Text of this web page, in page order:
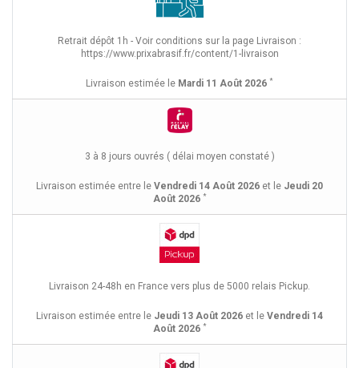
Retrait dépôt 1h - Voir conditions sur la page Livraison :
https://www.prixabrasif.fr/content/1-livraison
Livraison estimée le Mardi 11 Août 2026 *
3 à 8 jours ouvrés ( délai moyen constaté )
Livraison estimée entre le Vendredi 14 Août 2026 et le Jeudi 20
Août 2026 *
Livraison 24-48h en France vers plus de 5000 relais Pickup.
Livraison estimée entre le Jeudi 13 Août 2026 et le Vendredi 14
Août 2026 *